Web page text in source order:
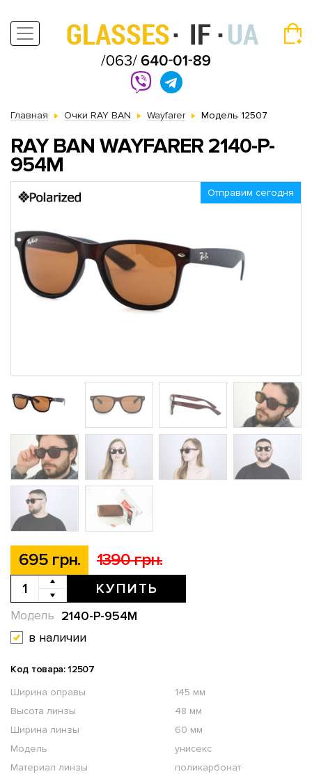
Главная Очки RAY BAN Wayfarer Модель 12507
RAY BAN WAYFARER 2140-P-
954M
Отправим сегодня
695 грн. 1390 грн.
КУПИТЬ
2140-P-954M
Модель
в наличии
Код товара: 12507
Ширина оправы
145 мм
Высота линзы
48 мм
Ширина линзы
60 мм
Модель
унисекс
Материал линзы
поликарбонат